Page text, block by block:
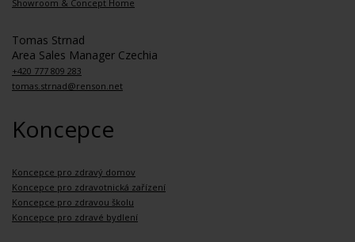
Showroom & Concept Home
Tomas Strnad
Area Sales Manager Czechia
+420 777 809 283
tomas.strnad@renson.net
Koncepce
Koncepce pro zdravý domov
Koncepce pro zdravotnická zařízení
Koncepce pro zdravou školu
Koncepce pro zdravé bydlení